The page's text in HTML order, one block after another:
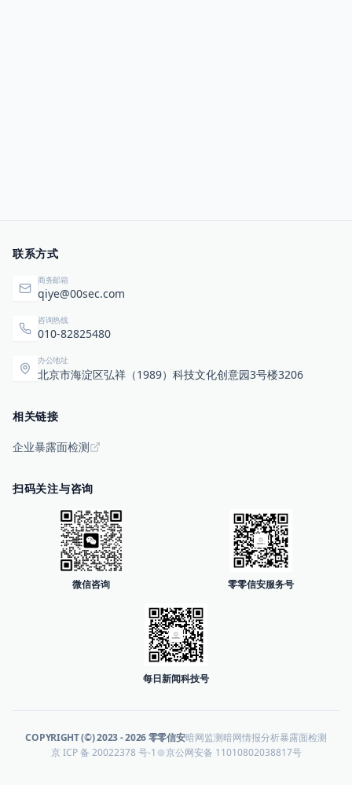
联系方式
商务邮箱
qiye@00sec.com
咨询热线
010-82825480
办公地址
北京市海淀区弘祥（1989）科技文化创意园3号楼3206
相关链接
企业暴露面检测
扫码关注与咨询
微信咨询 零零信安服务号
每日新闻科技号
COPYRIGHT (©) 2023 -2026零零信安暗网监测暗网情报分析暴露面检测
京 ICP 备 20022378 号-1
京公网安备 11010802038817号